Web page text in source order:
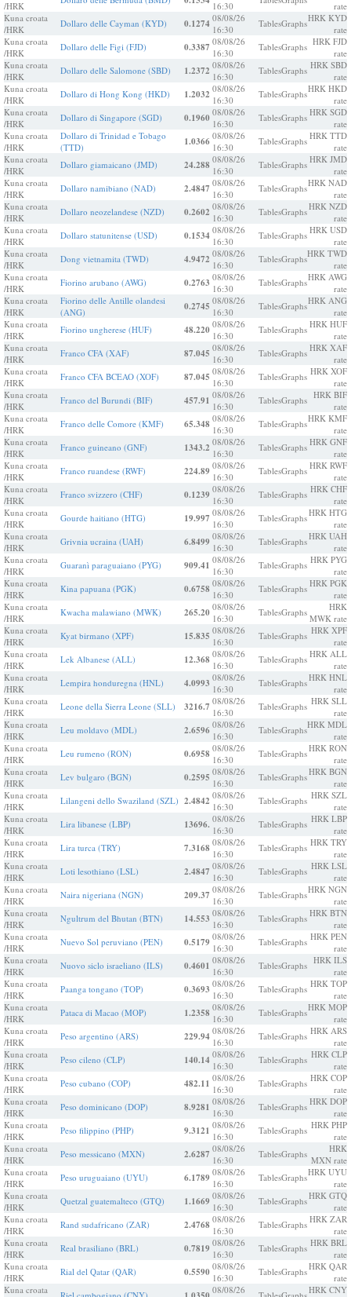
/HRK
16:30
rate
Kuna croata
/HRK
Dollaro delle Cayman (KYD) 0.1274 08/08/26
16:30
TablesGraphsHRK KYD
rate
Kuna croata
/HRK
Dollaro delle Figi (FJD) 0.3387 08/08/26
16:30
TablesGraphs HRK FJD
rate
Kuna croata
/HRK
Dollaro delle Salomone (SBD) 1.2372 08/08/26
16:30
TablesGraphs HRK SBD
rate
Kuna croata
/HRK
Dollaro di Hong Kong (HKD) 1.2032 08/08/26
16:30
TablesGraphsHRK HKD
rate
Kuna croata
/HRK
Dollaro di Singapore (SGD) 0.1960 08/08/26
16:30
TablesGraphs HRK SGD
rate
Kuna croata
/HRK
Dollaro di Trinidad e Tobago
(TTD)
1.0366 08/08/26
16:30
TablesGraphs HRK TTD
rate
Kuna croata
/HRK
Dollaro giamaicano (JMD) 24.288 08/08/26
16:30
TablesGraphs HRK JMD
rate
Kuna croata
/HRK
Dollaro namibiano (NAD) 2.4847 08/08/26
16:30
TablesGraphsHRK NAD
rate
Kuna croata
/HRK
Dollaro neozelandese (NZD) 0.2602 08/08/26
16:30
TablesGraphsHRK NZD
rate
Kuna croata
/HRK
Dollaro statunitense (USD) 0.1534 08/08/26
16:30
TablesGraphs HRK USD
rate
Kuna croata
/HRK
Dong vietnamita (TWD) 4.9472 08/08/26
16:30
TablesGraphsHRK TWD
rate
Kuna croata
/HRK
Fiorino arubano (AWG) 0.2763 08/08/26
16:30
TablesGraphsHRK AWG
rate
Kuna croata
/HRK
Fiorino delle Antille olandesi
(ANG)
0.2745 08/08/26
16:30
TablesGraphsHRK ANG
rate
Kuna croata
/HRK
Fiorino ungherese (HUF) 48.220 08/08/26
16:30
TablesGraphs HRK HUF
rate
Kuna croata
/HRK
Franco CFA (XAF) 87.045 08/08/26
16:30
TablesGraphs HRK XAF
rate
Kuna croata
/HRK
Franco CFA BCEAO (XOF) 87.045 08/08/26
16:30
TablesGraphs HRK XOF
rate
Kuna croata
/HRK
Franco del Burundi (BIF) 457.91 08/08/26
16:30
TablesGraphs HRK BIF
rate
Kuna croata
/HRK
Franco delle Comore (KMF) 65.348 08/08/26
16:30
TablesGraphsHRK KMF
rate
Kuna croata
/HRK
Franco guineano (GNF) 1343.2 08/08/26
16:30
TablesGraphs HRK GNF
rate
Kuna croata
/HRK
Franco ruandese (RWF) 224.89 08/08/26
16:30
TablesGraphs HRK RWF
rate
Kuna croata
/HRK
Franco svizzero (CHF) 0.1239 08/08/26
16:30
TablesGraphs HRK CHF
rate
Kuna croata
/HRK
Gourde haitiano (HTG) 19.997 08/08/26
16:30
TablesGraphsHRK HTG
rate
Kuna croata
/HRK
Grivnia ucraina (UAH) 6.8499 08/08/26
16:30
TablesGraphsHRK UAH
rate
Kuna croata
/HRK
Guaranì paraguaiano (PYG) 909.41 08/08/26
16:30
TablesGraphs HRK PYG
rate
Kuna croata
/HRK
Kina papuana (PGK) 0.6758 08/08/26
16:30
TablesGraphs HRK PGK
rate
Kuna croata
/HRK
Kwacha malawiano (MWK) 265.20 08/08/26
16:30
TablesGraphs
HRK
MWK rate
Kuna croata
/HRK
Kyat birmano (XPF) 15.835 08/08/26
16:30
TablesGraphs HRK XPF
rate
Kuna croata
/HRK
Lek Albanese (ALL) 12.368 08/08/26
16:30
TablesGraphs HRK ALL
rate
Kuna croata
/HRK
Lempira honduregna (HNL) 4.0993 08/08/26
16:30
TablesGraphsHRK HNL
rate
Kuna croata
/HRK
Leone della Sierra Leone (SLL) 3216.7 08/08/26
16:30
TablesGraphs HRK SLL
rate
Kuna croata
/HRK
Leu moldavo (MDL) 2.6596 08/08/26
16:30
TablesGraphsHRK MDL
rate
Kuna croata
/HRK
Leu rumeno (RON) 0.6958 08/08/26
16:30
TablesGraphsHRK RON
rate
Kuna croata
/HRK
Lev bulgaro (BGN) 0.2595 08/08/26
16:30
TablesGraphsHRK BGN
rate
Kuna croata
/HRK
Lilangeni dello Swaziland (SZL) 2.4842 08/08/26
16:30
TablesGraphs HRK SZL
rate
Kuna croata
/HRK
Lira libanese (LBP) 13696. 08/08/26
16:30
TablesGraphs HRK LBP
rate
Kuna croata
/HRK
Lira turca (TRY) 7.3168 08/08/26
16:30
TablesGraphs HRK TRY
rate
Kuna croata
/HRK
Loti lesothiano (LSL) 2.4847 08/08/26
16:30
TablesGraphs HRK LSL
rate
Kuna croata
/HRK
Naira nigeriana (NGN) 209.37 08/08/26
16:30
TablesGraphsHRK NGN
rate
Kuna croata
/HRK
Ngultrum del Bhutan (BTN) 14.553 08/08/26
16:30
TablesGraphs HRK BTN
rate
Kuna croata
/HRK
Nuevo Sol peruviano (PEN) 0.5179 08/08/26
16:30
TablesGraphs HRK PEN
rate
Kuna croata
/HRK
Nuovo siclo israeliano (ILS) 0.4601 08/08/26
16:30
TablesGraphs HRK ILS
rate
Kuna croata
/HRK
Paanga tongano (TOP) 0.3693 08/08/26
16:30
TablesGraphs HRK TOP
rate
Kuna croata
/HRK
Pataca di Macao (MOP) 1.2358 08/08/26
16:30
TablesGraphsHRK MOP
rate
Kuna croata
/HRK
Peso argentino (ARS) 229.94 08/08/26
16:30
TablesGraphs HRK ARS
rate
Kuna croata
/HRK
Peso cileno (CLP) 140.14 08/08/26
16:30
TablesGraphs HRK CLP
rate
Kuna croata
/HRK
Peso cubano (COP) 482.11 08/08/26
16:30
TablesGraphs HRK COP
rate
Kuna croata
/HRK
Peso dominicano (DOP) 8.9281 08/08/26
16:30
TablesGraphs HRK DOP
rate
Kuna croata
/HRK
Peso filippino (PHP) 9.3121 08/08/26
16:30
TablesGraphs HRK PHP
rate
Kuna croata
/HRK
Peso messicano (MXN) 2.6287 08/08/26
16:30
TablesGraphs
HRK
MXN rate
Kuna croata
/HRK
Peso uruguaiano (UYU) 6.1789 08/08/26
16:30
TablesGraphsHRK UYU
rate
Kuna croata
/HRK
Quetzal guatemalteco (GTQ) 1.1669 08/08/26
16:30
TablesGraphsHRK GTQ
rate
Kuna croata
/HRK
Rand sudafricano (ZAR) 2.4768 08/08/26
16:30
TablesGraphs HRK ZAR
rate
Kuna croata
/HRK
Real brasiliano (BRL) 0.7819 08/08/26
16:30
TablesGraphs HRK BRL
rate
Kuna croata
/HRK
Rial del Qatar (QAR) 0.5590 08/08/26
16:30
TablesGraphsHRK QAR
rate
Kuna croata
08/08/26
HRK CNY